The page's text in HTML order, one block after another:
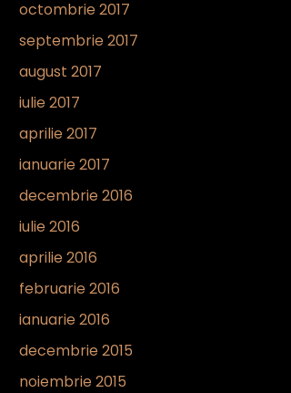
octombrie 2017
septembrie 2017
august 2017
iulie 2017
aprilie 2017
ianuarie 2017
decembrie 2016
iulie 2016
aprilie 2016
februarie 2016
ianuarie 2016
decembrie 2015
noiembrie 2015